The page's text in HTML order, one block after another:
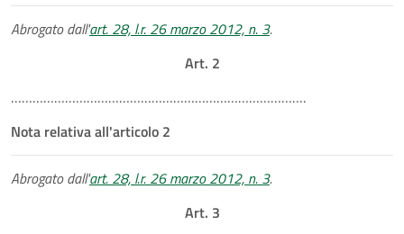
Abrogato dall'art. 28, l.r. 26 marzo 2012, n. 3.
Art. 2
……………………………………………………………………….
Nota relativa all'articolo 2
Abrogato dall'art. 28, l.r. 26 marzo 2012, n. 3.
Art. 3